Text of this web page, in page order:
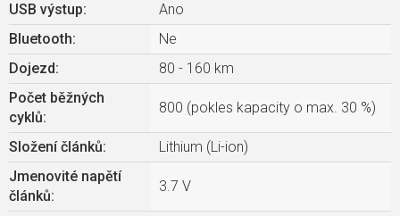
USB výstup:
Ano
Bluetooth:
Ne
Dojezd:
80 - 160 km
Počet běžných
cyklů:
800 (pokles kapacity o max. 30 %)
Složení článků:
Lithium (Li-ion)
Jmenovité napětí
článků:
3.7 V